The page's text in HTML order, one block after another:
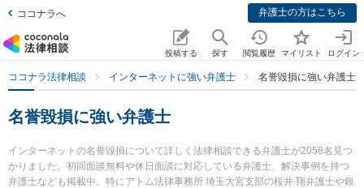
ココナラへ 弁護士の方はこちら
投稿する 探す 閲覧履歴 マイリスト ログイン
ココナラ法律相談 インターネットに強い弁護士 名誉毀損に強い弁護士
名誉毀損に強い弁護士
インターネットの名誉毀損について詳しく法律相談できる弁護士が2058名見つ
かりました。初回面談無料や休日面談に対応している弁護士、解決事例を持つ
弁護士なども掲載中。特にアトム法律事務所 埼玉大宮支部の桜井 翔弁護士や銀